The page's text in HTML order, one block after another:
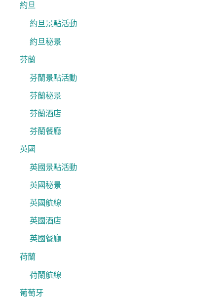
約旦
約旦景點活動
約旦秘景
芬蘭
芬蘭景點活動
芬蘭秘景
芬蘭酒店
芬蘭餐廳
英國
英國景點活動
英國秘景
英國航線
英國酒店
英國餐廳
荷蘭
荷蘭航線
葡萄牙